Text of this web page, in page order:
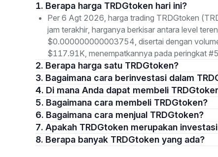
1. Berapa harga TRDGtoken hari ini?
Per 6 Agt 2026, harga trading TRDGtoken
jam terakhir, harganya berkisar antara level
$0.000000000003754, disertai dengan
$117.91K, menempatkannya pada peringkat
2. Berapa harga satu TRDGtoken?
3. Bagaimana cara berinvestasi dalam
4. Di mana Anda dapat membeli
5. Bagaimana cara membeli TRDGtoken?
6. Bagaimana cara menjual TRDGtoken?
7. Apakah TRDGtoken merupakan
8. Berapa banyak TRDGtoken yang ada?